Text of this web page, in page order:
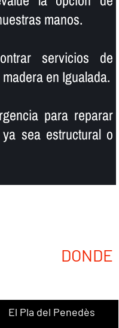
manos.
servicios de
en Igualada.
para reparar
sea estructural o
DONDE
El Pla del Penedès